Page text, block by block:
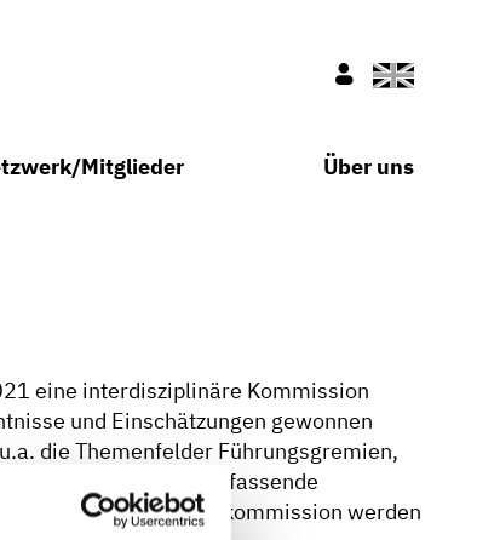
Nur fürEnglisch
Mitglieder Über uns
eine interdisziplinäre Kommission
und Einschätzungen gewonnen
die Themenfelder Führungsgremien,
wurde eine umfassende
der Starkregenkommission werden